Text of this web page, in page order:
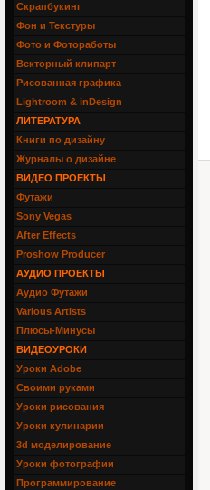
Скрапбукинг
Фон и Текстуры
Фото и Фотоработы
Векторный клипарт
Рисованная графика
Lightroom & inDesign
ЛИТЕРАТУРА
Книги по дизайну
Журналы о дизайне
ВИДЕО ПРОЕКТЫ
Футажи
Sony Vegas
After Effects
Proshow Producer
АУДИО ПРОЕКТЫ
Аудио Футажи
Various Artists
Плюсы-Минусы
ВИДЕОУРОКИ
Уроки Adobe
Своими руками
Уроки рисования
Уроки кулинарии
3d моделирование
Уроки фотографии
Программирование